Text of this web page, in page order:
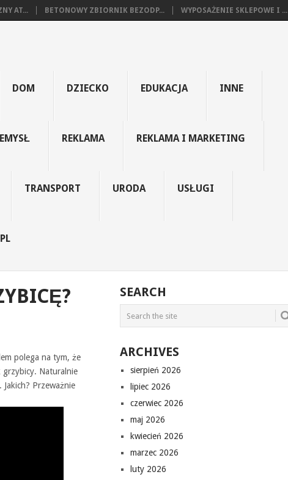
AT... BETONOWY ZBIORNIK BEZODP... WYPOSAŻENIE SKLEPOWE I ...
DOM DZIECKO EDUKACJA INNE
REKLAMA REKLAMA I MARKETING
TRANSPORT URODA USŁUGI
polega na tym, że
grzybicy. Naturalnie
Przeważnie
SEARCH
ARCHIVES
sierpień 2026
lipiec 2026
czerwiec 2026
maj 2026
kwiecień 2026
marzec 2026
luty 2026